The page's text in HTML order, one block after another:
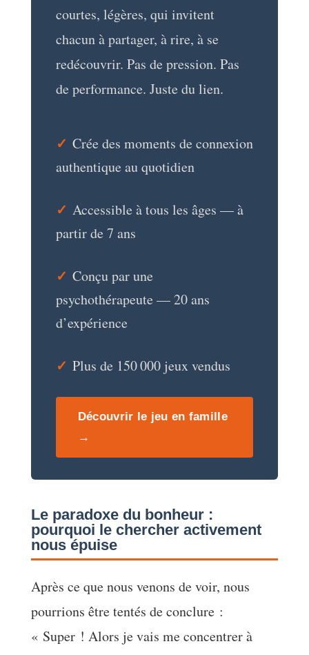
courtes, légères, qui invitent
chacun à partager, à rire, à se
redécouvrir. Pas de pression. Pas
de performance. Juste du lien.
✓ Crée des moments de connexion
authentique au quotidien
✓ Accessible à tous les âges — à
partir de 7 ans
✓ Conçu par une
psychothérapeute — 20 ans
d’expérience
✓ Plus de 150 000 jeux vendus
Découvrir le jeu en famille
→
Le paradoxe du bonheur :
pourquoi le chercher activement
nous épuise
Après ce que nous venons de voir, nous
pourrions être tentés de conclure :
« Super ! Alors je vais me concentrer à